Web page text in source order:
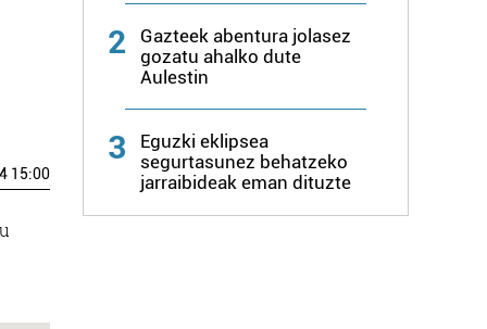
15:00
2
Gazteek abentura jolasez
gozatu ahalko dute
Aulestin
3
Eguzki eklipsea
segurtasunez behatzeko
jarraibideak eman dituzte